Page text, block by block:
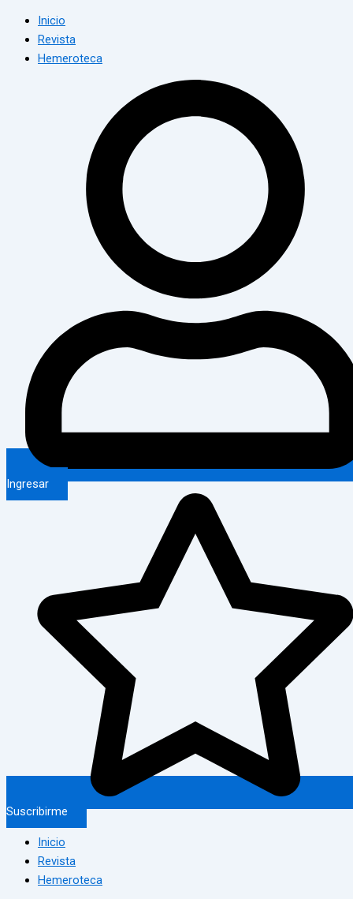
Inicio
Revista
Hemeroteca
Ingresar
Suscribirme
Inicio
Revista
Hemeroteca